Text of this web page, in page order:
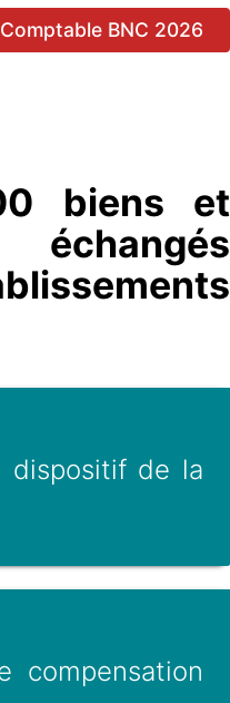
BNC 2026
biens et
dispositif de la
compensation